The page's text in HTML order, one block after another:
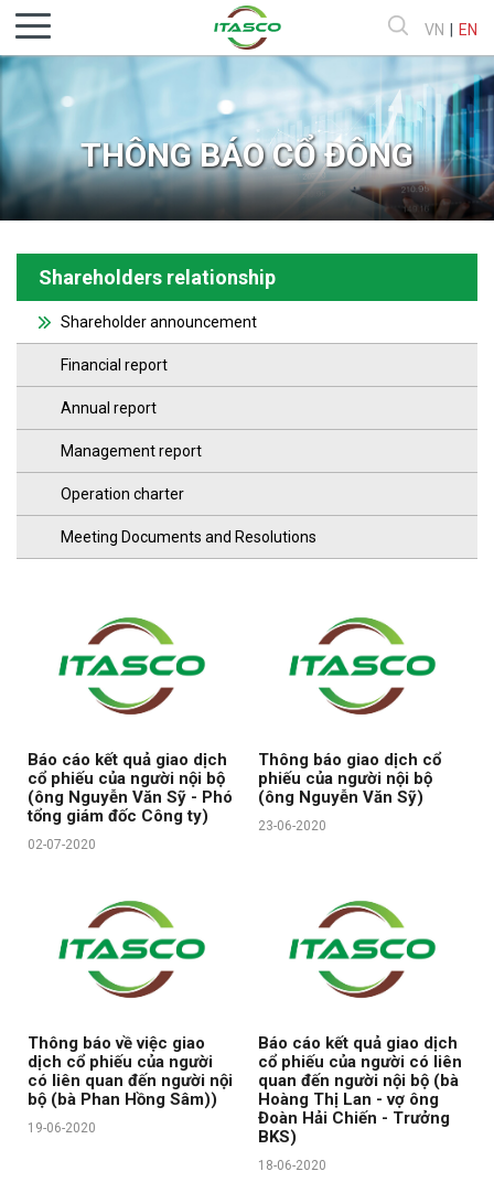
VN EN
THÔNG BÁO CỔ ĐÔNG
Shareholders relationship
Shareholder announcement
Financial report
Annual report
Management report
Operation charter
Meeting Documents and Resolutions
Báo cáo kết quả giao dịch
cổ phiếu của người nội bộ
(ông Nguyễn Văn Sỹ - Phó
tổng giám đốc Công ty)
02-07-2020
Thông báo giao dịch cổ
phiếu của người nội bộ
(ông Nguyễn Văn Sỹ)
23-06-2020
Thông báo về việc giao
dịch cổ phiếu của người
có liên quan đến người nội
bộ (bà Phan Hồng Sâm))
19-06-2020
Báo cáo kết quả giao dịch
cổ phiếu của người có liên
quan đến người nội bộ (bà
Hoàng Thị Lan - vợ ông
Đoàn Hải Chiến - Trưởng
BKS)
18-06-2020